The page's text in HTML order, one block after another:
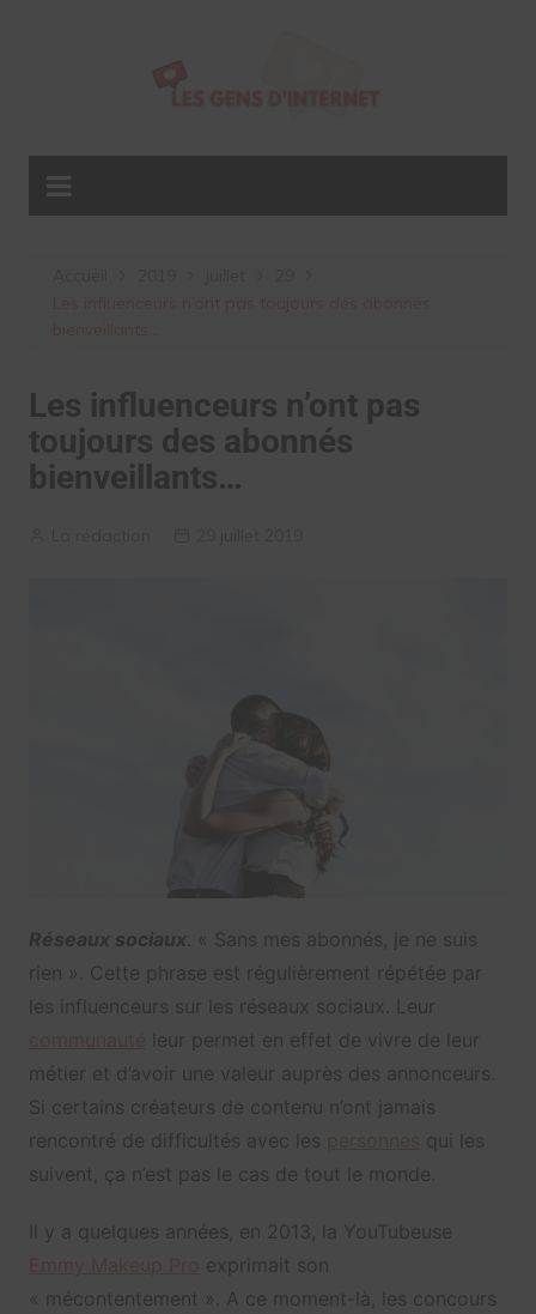
Les influenceurs n’ont pas
toujours des abonnés
bienveillants…
Réseaux sociaux . « Sans mes abonnés, je ne suis
rien ». Cette phrase est régulièrement répétée par
les influenceurs sur les réseaux sociaux. Leur
leur permet en effet de vivre de leur
métier et d’avoir une valeur auprès des annonceurs.
Si certains créateurs de contenu n’ont jamais
rencontré de difficultés avec les
qui les
suivent, ça n’est pas le cas de tout le monde.
Il y a quelques années, en 2013, la YouTubeuse
exprimait son
« mécontentement ». A ce moment-là, les concours